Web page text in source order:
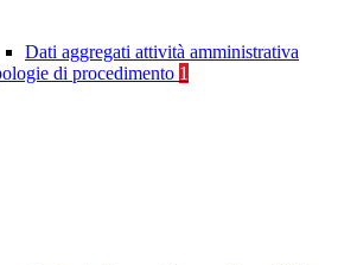
Dati aggregati attività amministrativa
di procedimento 1